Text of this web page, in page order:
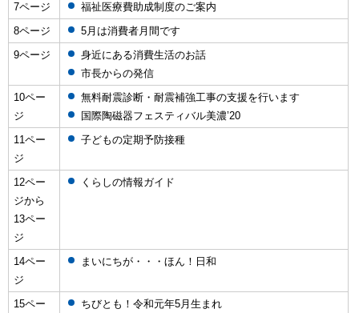
7ページ
福祉医療費助成制度のご案内
8ページ
5月は消費者月間です
9ページ
身近にある消費生活のお話
市長からの発信
10ペー
ジ
無料耐震診断・耐震補強工事の支援を行います
国際陶磁器フェスティバル美濃’20
11ペー
ジ
子どもの定期予防接種
12ペー
ジから
13ペー
ジ
くらしの情報ガイド
14ペー
ジ
まいにちが・・・ほん！日和
15ペー
ちびとも！令和元年5月生まれ